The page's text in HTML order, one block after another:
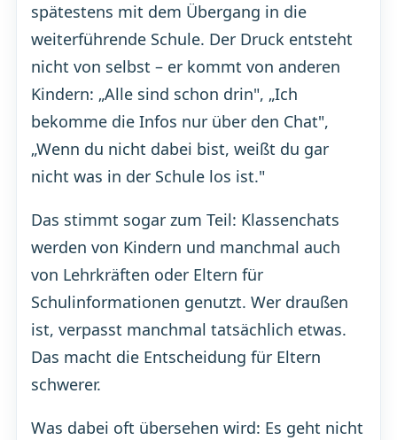
spätestens mit dem Übergang in die
weiterführende Schule. Der Druck entsteht
nicht von selbst – er kommt von anderen
Kindern: „Alle sind schon drin", „Ich
bekomme die Infos nur über den Chat",
„Wenn du nicht dabei bist, weißt du gar
nicht was in der Schule los ist."
Das stimmt sogar zum Teil: Klassenchats
werden von Kindern und manchmal auch
von Lehrkräften oder Eltern für
Schulinformationen genutzt. Wer draußen
ist, verpasst manchmal tatsächlich etwas.
Das macht die Entscheidung für Eltern
schwerer.
Was dabei oft übersehen wird: Es geht nicht